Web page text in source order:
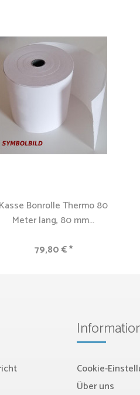
Kasse Bonrolle Thermo 80
Meter lang, 80 mm...
79,80 € *
Cookie-
Über uns